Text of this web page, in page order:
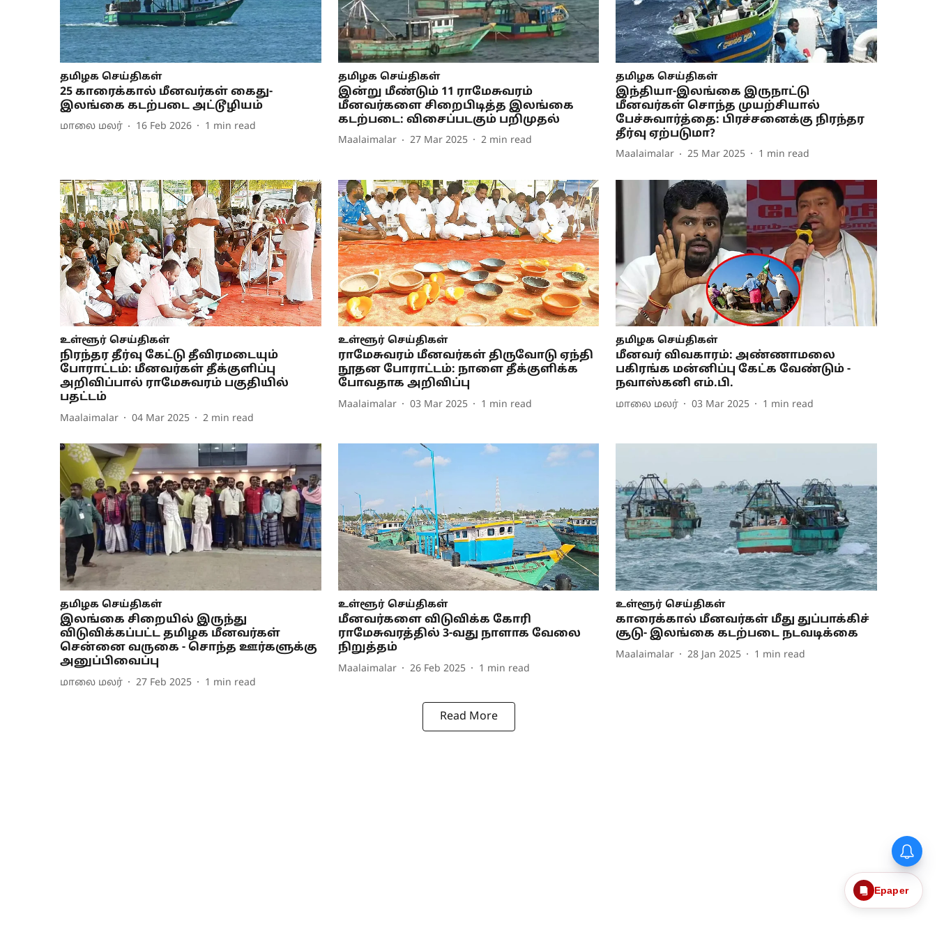
தமிழக செய்திகள்
25 காரைக்கால் மீனவர்கள் கைது-
இலங்கை கடற்படை அட்டூழியம்
மாலை மலர் 16 Feb 2026 1 min read
தமிழக செய்திகள்
இன்று மீண்டும் 11 ராமேசுவரம்
மீனவர்களை சிறைபிடித்த இலங்கை
கடற்படை: விசைப்படகும் பறிமுதல்
Maalaimalar 27 Mar 2025 2 min read
தமிழக செய்திகள்
இந்தியா-இலங்கை இருநாட்டு
மீனவர்கள் சொந்த முயற்சியால்
பேச்சுவார்த்தை: பிரச்சனைக்கு நிரந்தர
தீர்வு ஏற்படுமா?
Maalaimalar 25 Mar 2025 1 min read
உள்ளூர் செய்திகள்
நிரந்தர தீர்வு கேட்டு தீவிரமடையும்
போராட்டம்: மீனவர்கள் தீக்குளிப்பு
அறிவிப்பால் ராமேசுவரம் பகுதியில்
பதட்டம்
Maalaimalar 04 Mar 2025 2 min read
உள்ளூர் செய்திகள்
ராமேசுவரம் மீனவர்கள் திருவோடு ஏந்தி
நூதன போராட்டம்: நாளை தீக்குளிக்க
போவதாக அறிவிப்பு
Maalaimalar 03 Mar 2025 1 min read
தமிழக செய்திகள்
மீனவர் விவகாரம்: அண்ணாமலை
பகிரங்க மன்னிப்பு கேட்க வேண்டும் -
நவாஸ்கனி எம்.பி.
மாலை மலர் 03 Mar 2025 1 min read
தமிழக செய்திகள்
இலங்கை சிறையில் இருந்து
விடுவிக்கப்பட்ட தமிழக மீனவர்கள்
சென்னை வருகை - சொந்த ஊர்களுக்கு
அனுப்பிவைப்பு
மாலை மலர் 27 Feb 2025 1 min read
உள்ளூர் செய்திகள்
மீனவர்களை விடுவிக்க கோரி
ராமேசுவரத்தில் 3-வது நாளாக வேலை
நிறுத்தம்
Maalaimalar 26 Feb 2025 1 min read
உள்ளூர் செய்திகள்
காரைக்கால் மீனவர்கள் மீது துப்பாக்கிச்
சூடு- இலங்கை கடற்படை நடவடிக்கை
Maalaimalar 28 Jan 2025 1 min read
Read More
Epaper